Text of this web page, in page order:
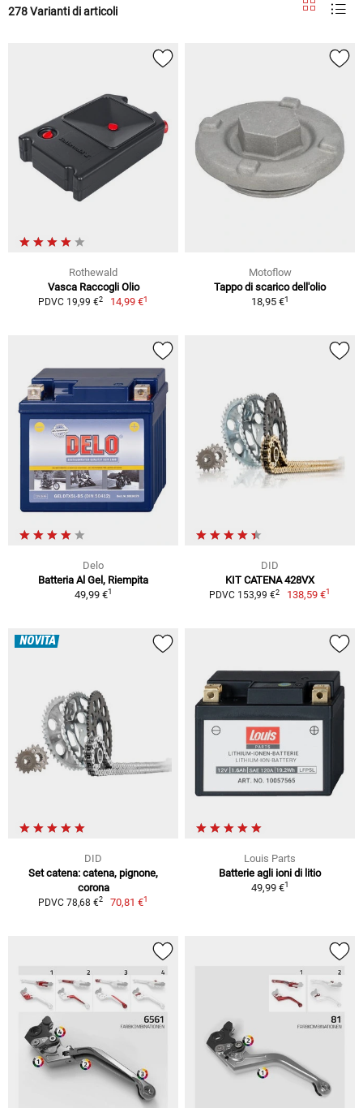
278 Varianti di articoli
Rothewald
Vasca Raccogli Olio
PDVC 19,99 €2 14,99 €1
Motoflow
Tappo di scarico dell'olio
18,95 €1
Delo
Batteria Al Gel, Riempita
49,99 €1
DID
KIT CATENA 428VX
PDVC 153,99 €2 138,59 €1
NOVITÀ
DID
Set catena: catena, pignone,
corona
PDVC 78,68 €2 70,81 €1
Louis Parts
Batterie agli ioni di litio
49,99 €1